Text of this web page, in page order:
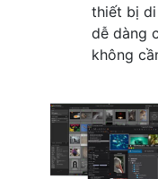
thiết bị di
dễ dàng
không